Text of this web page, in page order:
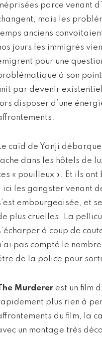
parce venant
mais les
anciens
jours les immigrés
pour une
à son point
par devenir
disposer d’une
caïd de Yanji
dans les hôtels de
« pouilleux ». Et ils
ici les gangster venant
embourgeoisée, et
plus cruelles. La
à coup de
pas compté le
de la police pour
Murdererest un film
plus rien à
du film, la
un montage très